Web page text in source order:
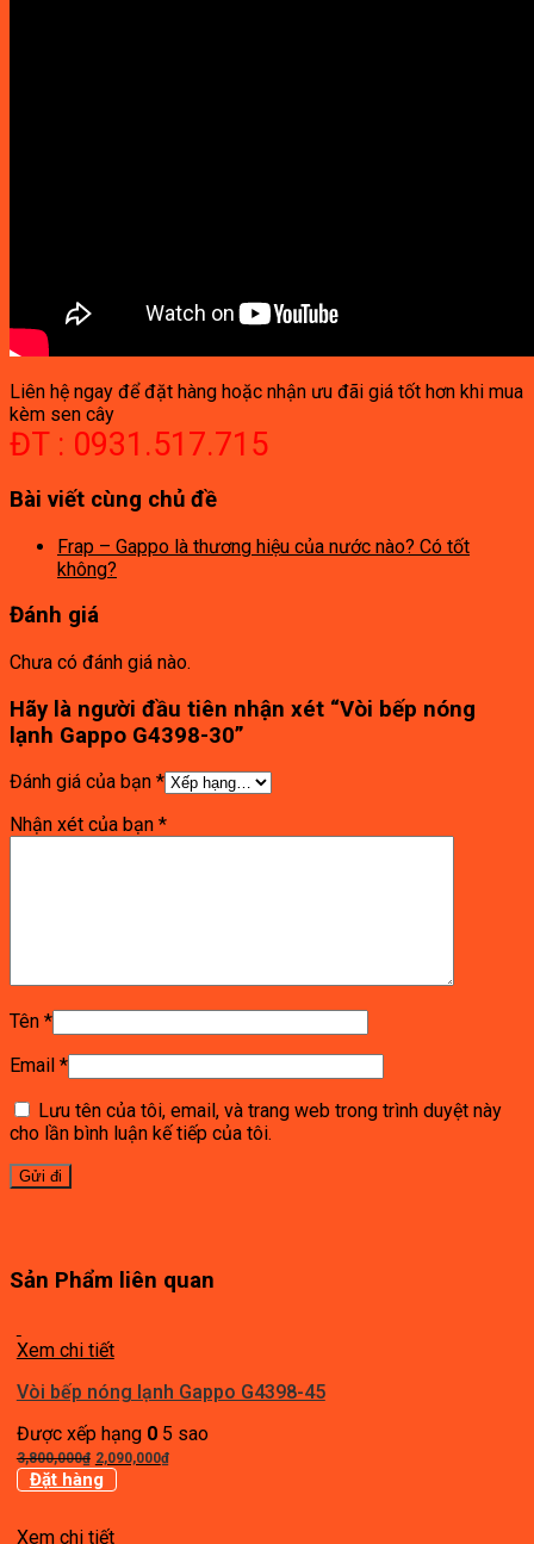
Liên hệ ngay để đặt hàng hoặc nhận ưu đãi giá tốt hơn khi mua
kèm sen cây
ĐT : 0931.517.715
Bài viết cùng chủ đề
Frap – Gappo là thương hiệu của nước nào? Có tốt
không?
Đánh giá
Chưa có đánh giá nào.
Hãy là người đầu tiên nhận xét “Vòi bếp nóng
lạnh Gappo G4398-30”
Đánh giá của bạn *
Nhận xét của bạn *
Tên *
Email *
Lưu tên của tôi, email, và trang web trong trình duyệt này
cho lần bình luận kế tiếp của tôi.
Sản Phẩm liên quan
Xem chi tiết
Vòi bếp nóng lạnh Gappo G4398-45
Được xếp hạng 05 sao
3,800,000₫ Giá
gốc
3,800,000₫.
2,090,000₫Giá
Đặt hàng
Xem chi tiết